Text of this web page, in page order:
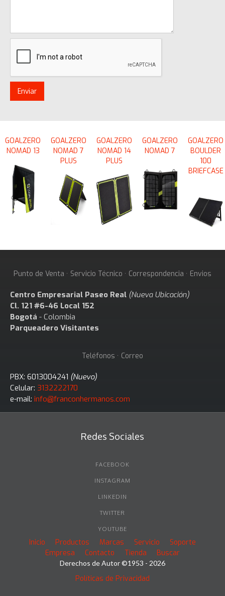
GOALZERO
NOMAD 13
GOALZERO
NOMAD 7
PLUS
GOALZERO
NOMAD 14
PLUS
GOALZERO
NOMAD 7
GOALZERO
BOULDER
100
BRIEFCASE
Punto de Venta · Servicio Técnico · Correspondencia · Envios
Centro Empresarial Paseo Real (Nueva Ubicación)
Cl. 121 #6-46 Local 152
Bogotá - Colombia
Parqueadero Visitantes
Teléfonos · Correo
PBX: 6013004241 (Nuevo)
Celular: 3132222170
e-mail: info@franconhermanos.com
Redes Sociales
FACEBOOK
INSTAGRAM
LINKEDIN
TWITTER
YOUTUBE
Inicio Productos Marcas Servicio
Soporte
Empresa
Contacto Tienda Buscar
Derechos de Autor ©1953 - 2026
Políticas de Privacidad